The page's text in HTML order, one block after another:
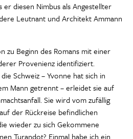
diesen Nimbus als Angestellter
Leutnant und Architekt Ammann
zu Beginn des Romans mit einer
Provenienz identifiziert.
Schweiz – Yvonne hat sich in
Mann getrennt – erleidet sie auf
Sie wird vom zufällig
der Rückreise befindlichen
wieder zu sich Gekommene
Turandot? Einmal habe ich ein